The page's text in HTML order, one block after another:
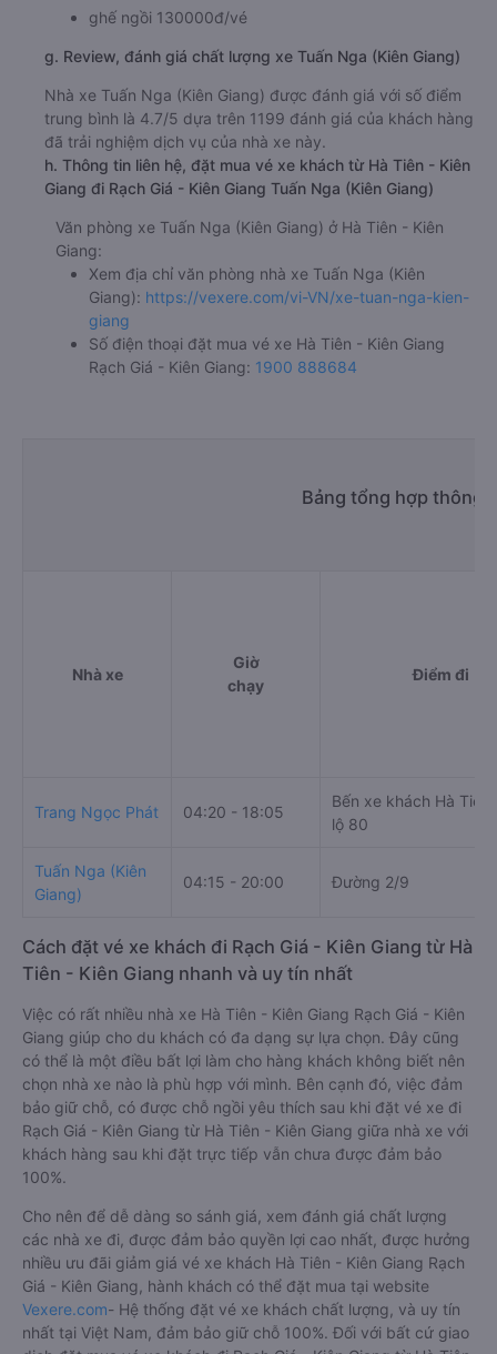
ghế ngồi 130000đ/vé
g. Review, đánh giá chất lượng xe Tuấn Nga (Kiên Giang)
Nhà xe Tuấn Nga (Kiên Giang) được đánh giá với số điểm
trung bình là 4.7/5 dựa trên 1199 đánh giá của khách hàng
đã trải nghiệm dịch vụ của nhà xe này.
h. Thông tin liên hệ, đặt mua vé xe khách từ Hà Tiên - Kiên
Giang đi Rạch Giá - Kiên Giang Tuấn Nga (Kiên Giang)
Văn phòng xe Tuấn Nga (Kiên Giang) ở Hà Tiên - Kiên
Giang:
Xem địa chỉ văn phòng nhà xe Tuấn Nga (Kiên
Giang): https://vexere.com/vi-VN/xe-tuan-nga-kien-
giang
Số điện thoại đặt mua vé xe Hà Tiên - Kiên Giang
Rạch Giá - Kiên Giang: 1900 888684
Bảng tổng hợp thông
Nhà xe
Giờ
chạy
Điểm đi
Trang Ngọc Phát 04:20 - 18:05
Bến xe khách Hà
lộ 80
Tuấn Nga (Kiên
Giang)
04:15 - 20:00 Đường 2/9
Cách đặt vé xe khách đi Rạch Giá - Kiên Giang từ Hà
Tiên - Kiên Giang nhanh và uy tín nhất
Việc có rất nhiều nhà xe Hà Tiên - Kiên Giang Rạch Giá - Kiên
Giang giúp cho du khách có đa dạng sự lựa chọn. Đây cũng
có thể là một điều bất lợi làm cho hàng khách không biết nên
chọn nhà xe nào là phù hợp với mình. Bên cạnh đó, việc đảm
bảo giữ chỗ, có được chỗ ngồi yêu thích sau khi đặt vé xe đi
Rạch Giá - Kiên Giang từ Hà Tiên - Kiên Giang giữa nhà xe với
khách hàng sau khi đặt trực tiếp vẫn chưa được đảm bảo
100%.
Cho nên để dễ dàng so sánh giá, xem đánh giá chất lượng
các nhà xe đi, được đảm bảo quyền lợi cao nhất, được hưởng
nhiều ưu đãi giảm giá vé xe khách Hà Tiên - Kiên Giang Rạch
Giá - Kiên Giang, hành khách có thể đặt mua tại website
Vexere.com- Hệ thống đặt vé xe khách chất lượng, và uy tín
nhất tại Việt Nam, đảm bảo giữ chỗ 100%. Đối với bất cứ giao